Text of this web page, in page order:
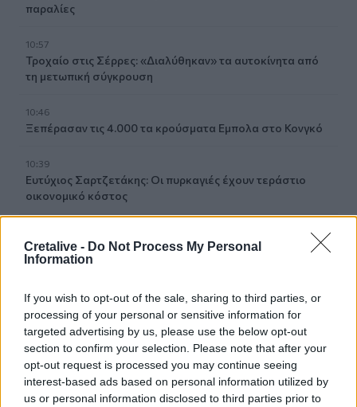
Cretalive - Do Not Process My Personal
Information
If you wish to opt-out of the sale, sharing to third parties, or
processing of your personal or sensitive information for
targeted advertising by us, please use the below opt-out
section to confirm your selection. Please note that after your
opt-out request is processed you may continue seeing
interest-based ads based on personal information utilized by
us or personal information disclosed to third parties prior to
παραλίες
10:57
Τροχαίο στις Σέρρες: «Διαλύθηκαν» τα αυτοκίνητα από
τη μετωπική σύγκρουση
10:46
Ξεπέρασαν τις 4.000 τα κρούσματα Εμπολα στο Κονγκό
10:39
Ευτύχιος Σαρτζετάκης: Οι πυρκαγιές έχουν τεράστιο
οικονομικό κόστος
Εξιχνιάστηκαν δύο εμπρησμοί στο Ρέθυμνο - Δικογραφία
σε βάρος δύο ανδρών
10:36
Εκ περιτροπής η κυκλοφορία έξω από το ΙΤΕ λόγω των
έργων για το νέο πεζοδρόμιο (video)
10:26
Στα Χανιά ο Κυριάκος Μητσοτάκης